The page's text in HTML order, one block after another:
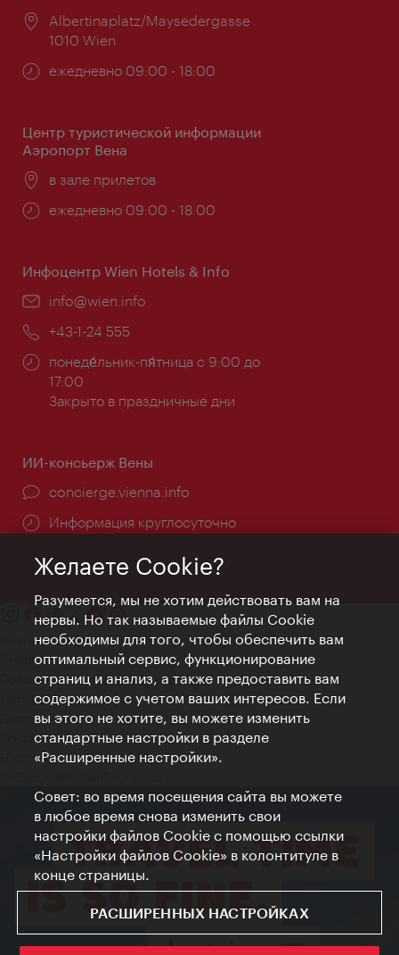
Расположение:
Albertinaplatz/Maysedergasse
1010 Wien
Часы
ежедневно 09:00 - 18:00
Центр туристической информации
Аэропорт Вена
Расположение:
в зале прилетов
Часы
ежедневно 09:00 - 18:00
Инфоцентр Wien Hotels & Info
Эл.
info@wien.info
Телефон:
+43-1-24 555
Часы
работы:
понеде́льник-пя́тница с 9:00 до
17:00
Закрыто в праздничные дни
ИИ-консьерж Вены
concierge.vienna.info
Информация круглосуточно
Контакт
Credits
Положение о конфиденциальности
Terms of Use
Доступность
Контакты для прессы
Настройки файлов Cookie
Желаете Cookie?
Разумеется, мы не хотим действовать вам на
нервы. Но так называемые файлы Cookie
необходимы для того, чтобы обеспечить вам
оптимальный сервис, функционирование
страниц и анализ, а также предоставить вам
содержимое с учетом ваших интересов. Если
вы этого не хотите, вы можете изменить
стандартные настройки в разделе
«Расширенные настройки».
Совет: во время посещения сайта вы можете
в любое время снова изменить свои
настройки файлов Cookie с помощью ссылки
«Настройки файлов Cookie» в колонтитуле в
конце страницы.
РАСШИРЕННЫХ НАСТРОЙКАХ